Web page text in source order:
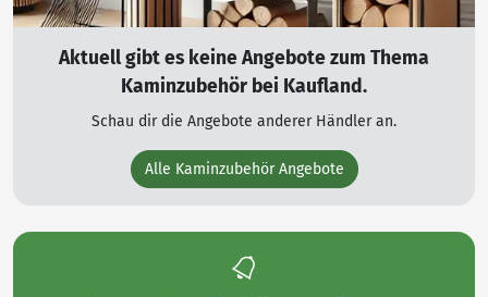
Aktuell gibt es keine Angebote zum Thema
Kaminzubehör bei Kaufland.
Schau dir die Angebote anderer Händler an.
Alle Kaminzubehör Angebote